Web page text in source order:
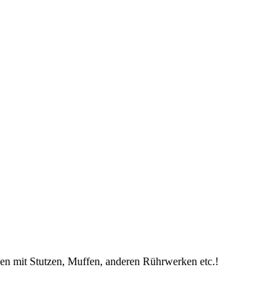
mit Stutzen, Muffen, anderen Rührwerken etc.!